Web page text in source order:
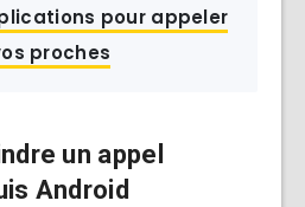
pour appeler
proches
un appel
Android